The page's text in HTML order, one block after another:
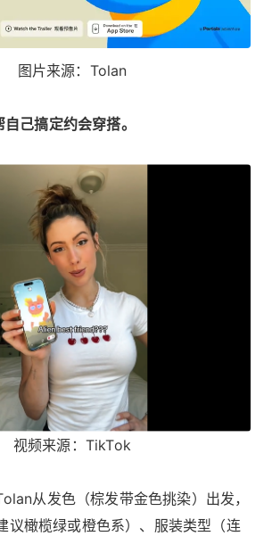
图片来源：Tolan
己搞定约会穿搭。
视频来源：TikTok
从发色（棕发带金色挑染）出发，
议橄榄绿或橙色系）、服装类型（连